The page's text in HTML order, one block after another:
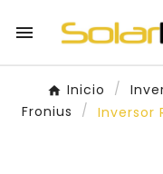

Inicio
Fronius
Inversor